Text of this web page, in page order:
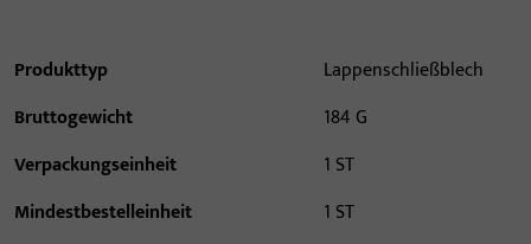
Produkttyp
Lappenschließblech
Bruttogewicht
184 G
Verpackungseinheit
1 ST
Mindestbestelleinheit
1 ST